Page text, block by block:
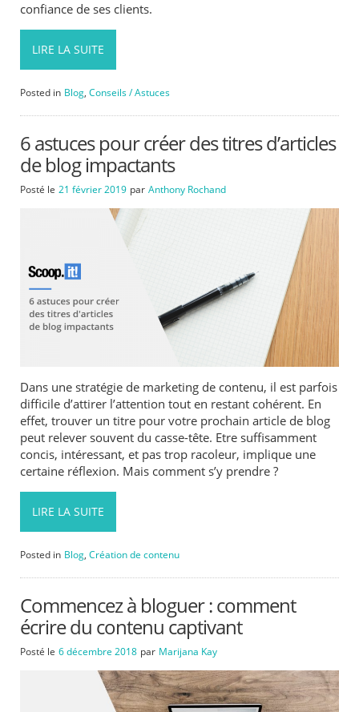
confiance de ses clients.
LIRE LA SUITE
Posted in Blog,Conseils / Astuces
6 astuces pour créer des titres d’articles
de blog impactants
Posté le 21 février 2019 par Anthony Rochand
Dans une stratégie de marketing de contenu, il est parfois
difficile d’attirer l’attention tout en restant cohérent. En
effet, trouver un titre pour votre prochain article de blog
peut relever souvent du casse-tête. Etre suffisamment
concis, intéressant, et pas trop racoleur, implique une
certaine réflexion. Mais comment s’y prendre ?
LIRE LA SUITE
Posted in Blog,Création de contenu
Commencez à bloguer : comment
écrire du contenu captivant
Posté le 6 décembre 2018 par Marijana Kay